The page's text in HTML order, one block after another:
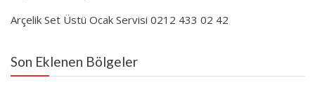
Arçelik Set Üstü Ocak Servisi 0212 433 02 42
Son Eklenen Bölgeler